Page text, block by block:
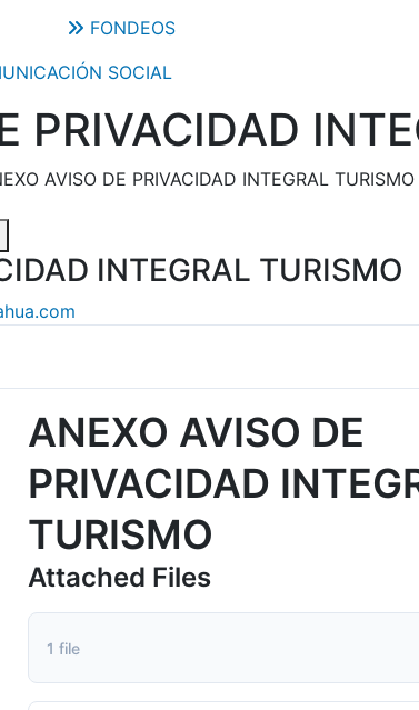
FONDEOS
SOCIAL
PRIVACIDAD
AVISO DE PRIVACIDAD INTEGRAL TURISMO
INTEGRAL TURISMO
ANEXO AVISO DE
PRIVACIDAD
TURISMO
Attached Files
1 file